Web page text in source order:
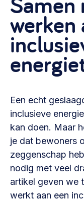
Starten van een
Rechtsvormen,
Financiën
Bestuur, horeca,
Vrijwilligers en
Werving,
Eigen gebouw
Huren of kopen,
Wat we doen
Onze leden
Contact
Nieuws
Opinie
Bijeenkomsten
Team
Lid worden
werken
Een echt
inclusieve
kan doen. Maar
je dat bewoners
zeggenschap
nodig met veel
artikel geven we
werkt aan een